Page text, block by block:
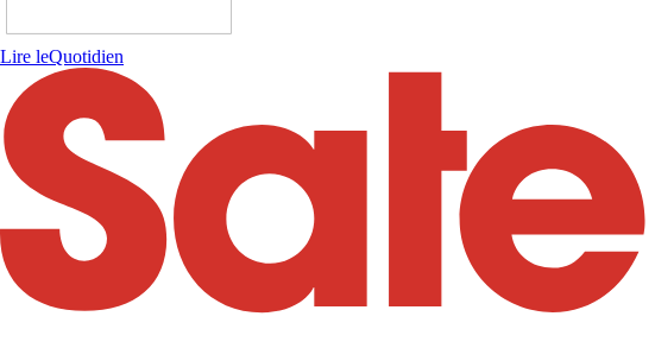
Lire leQuotidien